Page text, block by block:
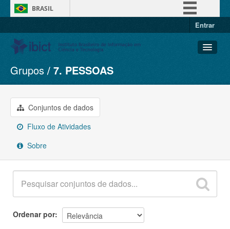
BRASIL
Entrar
Conjuntos de dados
Organizações
Grupos
Sobre
Grupos 7. PESSOAS
Conjuntos de dados
Fluxo de Atividades
Sobre
Ordenar por